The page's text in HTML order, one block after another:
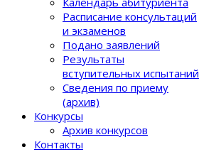
Расписание консультаций
и экзаменов
Подано заявлений
Результаты
вступительных испытаний
Сведения по приему
(архив)
Конкурсы
Архив конкурсов
Контакты